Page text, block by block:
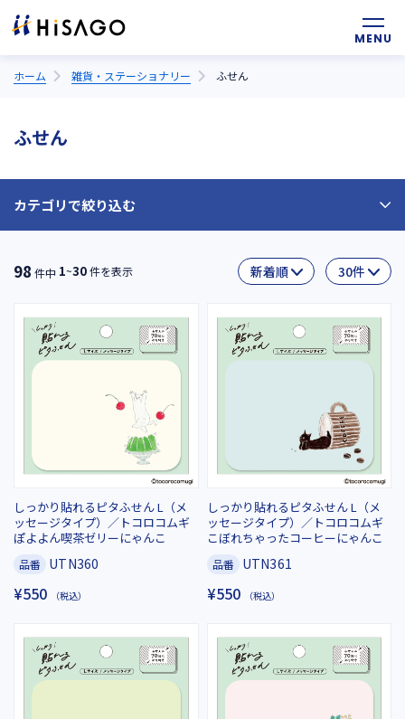
ホーム 雑貨・ステーショナリー ふせん
ふせん
カテゴリで絞り込む
立つふせん
喫茶フセン
レトロフセン
98 件中 1~30件を表示
しっかり貼れるピタふせん L（メ
ッセージタイプ）／トコロコムギ
ぽよよん喫茶ゼリーにゃんこ
品番 UTN360
¥550 （税込）
しっかり貼れるピタふせん L（メ
ッセージタイプ）／トコロコムギ
こぼれちゃったコーヒーにゃんこ
品番 UTN361
¥550 （税込）